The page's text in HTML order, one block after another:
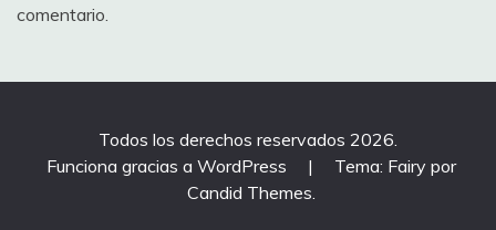
comentario.
Todos los derechos reservados 2026.
Funciona gracias a WordPress
|
Tema: Fairy por
Candid Themes